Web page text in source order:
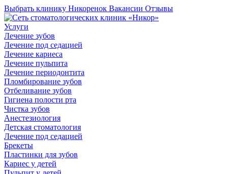
Выбрать клинику Никоренок Вакансии Отзывы
Услуги
Лечение зубов
Лечение под седацией
Лечение кариеса
Лечение пульпита
Лечение периодонтита
Пломбирование зубов
Отбеливание зубов
Гигиена полости рта
Чистка зубов
Анестезиология
Детская стоматология
Лечение под седацией
Брекеты
Пластинки для зубов
Кариес у детей